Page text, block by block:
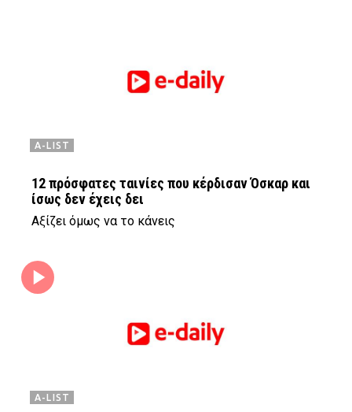
A-LIST
12 πρόσφατες ταινίες που κέρδισαν Όσκαρ και
ίσως δεν έχεις δει
Αξίζει όμως να το κάνεις
A-LIST